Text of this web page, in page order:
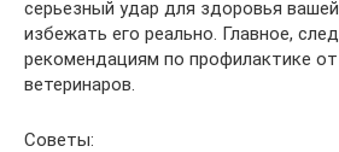
серьезный удар для здоровья
избежать его реально. Главное,
рекомендациям по профилактике
ветеринаров.
Советы: